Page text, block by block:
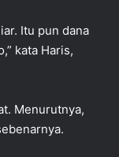
Itu pun dana
kata Haris,
Menurutnya,